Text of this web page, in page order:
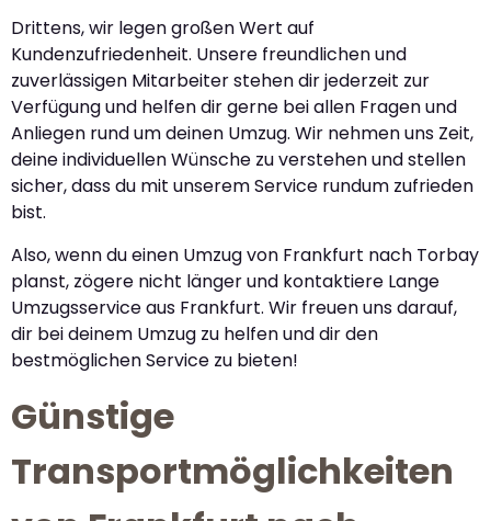
Drittens, wir legen großen Wert auf
Kundenzufriedenheit. Unsere freundlichen und
zuverlässigen Mitarbeiter stehen dir jederzeit zur
Verfügung und helfen dir gerne bei allen Fragen und
Anliegen rund um deinen Umzug. Wir nehmen uns Zeit,
deine individuellen Wünsche zu verstehen und stellen
sicher, dass du mit unserem Service rundum zufrieden
bist.
Also, wenn du einen Umzug von Frankfurt nach Torbay
planst, zögere nicht länger und kontaktiere Lange
Umzugsservice aus Frankfurt. Wir freuen uns darauf,
dir bei deinem Umzug zu helfen und dir den
bestmöglichen Service zu bieten!
Günstige
Transportmöglichkeiten